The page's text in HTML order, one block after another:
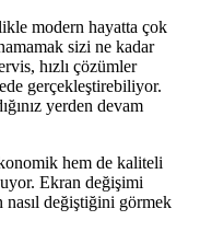
modern hayatta çok
sizi ne kadar
hızlı çözümler
gerçekleştirebiliyor.
yerden devam
hem de kaliteli
Ekran değişimi
nasıl değiştiğini görmek